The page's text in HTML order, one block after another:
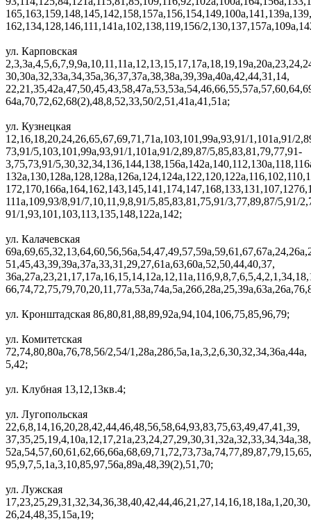
162,134,128,146,111,141а,102,138,119,156/
ул. Карповская
30,30а,32,33а,34,35а,36,37,37а,38,38а,39,39а,40а,42,44,31,14,
64а,70,72,62,68(2),48,8,52,33,50/2,51,41а,41,51а;
ул. Кузнецкая
12,16,18,20,24,26,65,67,69,71,71а,103,101,99а,93,91/1,101а,91/
73,91/5,103,101,99а,93,91/1,101а,91/2,89,87/5,85,83,81,79,77,91-
3,75,73,91/
111а,109,93/8,91/7,10,11,9,8,91/5,85,83,81,75,91/3,77,89,87/5,91/
91/1,93,101,103,113,135,148,122а,142;
ул. Калачевская
51,45,43,39,39а,37а,33,31,29,27,61а,63,60а,52,50,44,40,37,
ул. Кронштадская 86,80,81,88,89,92а,94,104,106,75,85,96,79;
ул. Комитетская
72,74,80,80а,76,78,56/2,54/1,28а,28б,5а,1а,3,2,6,30,32,34,36а,44а,
5,42;
ул. Клубная 13,12,13кв.4;
ул. Лугопольская
22,6,8,14,16,20,28,42,44,46,48,56,58,64,93,83,75,63,49,47,41,39,
95,9,7,5,1а,3,10,85,97,56а,89а,48,39(2),51,70;
ул. Лужская
26,24,48,35,15а,19;